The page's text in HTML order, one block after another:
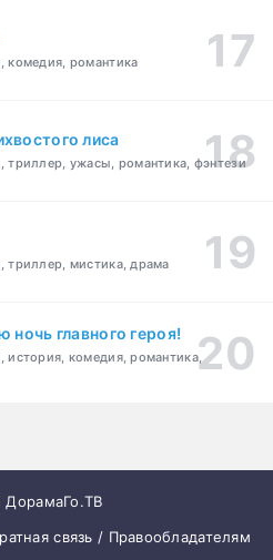
романтика
лиса
ужасы, романтика, фэнтези
мистика, драма
ночь главного героя!
комедия, романтика,
связь / Правообладателям